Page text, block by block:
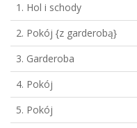
1. Hol i schody
2. Pokój {z garderobą}
3. Garderoba
4. Pokój
5. Pokój